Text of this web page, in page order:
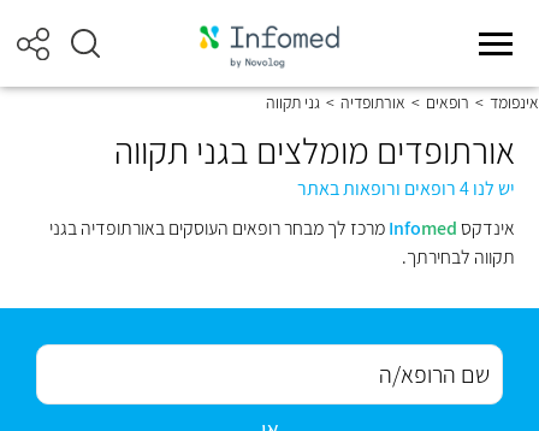
אינפומד > רופאים > אורתופדיה > גני תקווה
אורתופדים מומלצים בגני תקווה
יש לנו 4 רופאים ורופאות באתר
אינדקס
Infomed
מרכז לך מבחר רופאים העוסקים באורתופדיה בגני
תקווה לבחירתך.